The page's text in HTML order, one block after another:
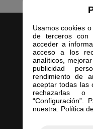
Usamos cookies
de terceros con
acceder a
acceso a los
analíticos,
publicidad
rendimiento de
aceptar todas las
rechazarlas
“Configuración”.
nuestra. Política